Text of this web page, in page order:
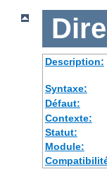
Description:
Syntaxe:
Défaut:
Contexte:
Statut:
Module: